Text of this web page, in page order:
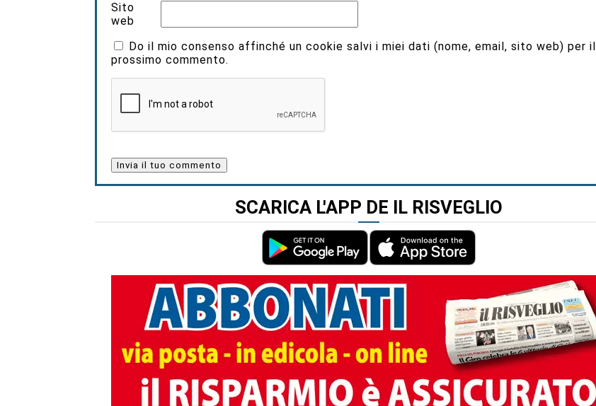
Sito
web
Do il mio consenso affinché un cookie salvi i miei dati (nome, email, sito web) per il
prossimo commento.
SCARICA L'APP DE IL RISVEGLIO